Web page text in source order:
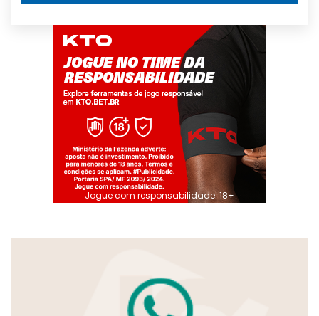
Jogue com responsabilidade. 18+